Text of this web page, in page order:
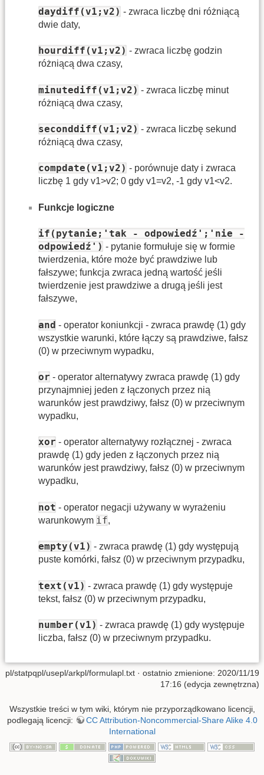
daydiff(v1;v2) - zwraca liczbę dni różniącą
dwie daty,
hourdiff(v1;v2) - zwraca liczbę godzin
różniącą dwa czasy,
minutediff(v1;v2) - zwraca liczbę minut
różniącą dwa czasy,
seconddiff(v1;v2) - zwraca liczbę sekund
różniącą dwa czasy,
compdate(v1;v2) - porównuje daty i zwraca
liczbę 1 gdy v1>v2; 0 gdy v1=v2, -1 gdy v1<v2.
Funkcje logiczne
if(pytanie;'tak - odpowiedź';'nie -
odpowiedź') - pytanie formułuje się w formie
twierdzenia, które może być prawdziwe lub
fałszywe; funkcja zwraca jedną wartość jeśli
twierdzenie jest prawdziwe a drugą jeśli jest
fałszywe,
and - operator koniunkcji - zwraca prawdę (1) gdy
wszystkie warunki, które łączy są prawdziwe, fałsz
(0) w przeciwnym wypadku,
or - operator alternatywy zwraca prawdę (1) gdy
przynajmniej jeden z łączonych przez nią
warunków jest prawdziwy, fałsz (0) w przeciwnym
wypadku,
xor - operator alternatywy rozłącznej - zwraca
prawdę (1) gdy jeden z łączonych przez nią
warunków jest prawdziwy, fałsz (0) w przeciwnym
wypadku,
not - operator negacji używany w wyrażeniu
warunkowym if,
empty(v1) - zwraca prawdę (1) gdy występują
puste komórki, fałsz (0) w przeciwnym przypadku,
text(v1) - zwraca prawdę (1) gdy występuje
tekst, fałsz (0) w przeciwnym przypadku,
number(v1) - zwraca prawdę (1) gdy występuje
liczba, fałsz (0) w przeciwnym przypadku.
pl/statpqpl/usepl/arkpl/formulapl.txt · ostatnio zmienione: 2020/11/19
17:16 (edycja zewnętrzna)
Wszystkie treści w tym wiki, którym nie przyporządkowano licencji,
podlegają licencji:
CC Attribution-Noncommercial-Share Alike 4.0
International